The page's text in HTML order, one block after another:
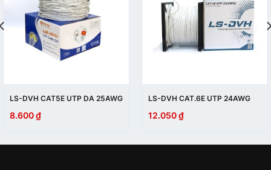
LS-DVH CAT5E UTP DA 25AWG
8.600₫
LS-DVH CAT.6E UTP 24AWG
12.050₫